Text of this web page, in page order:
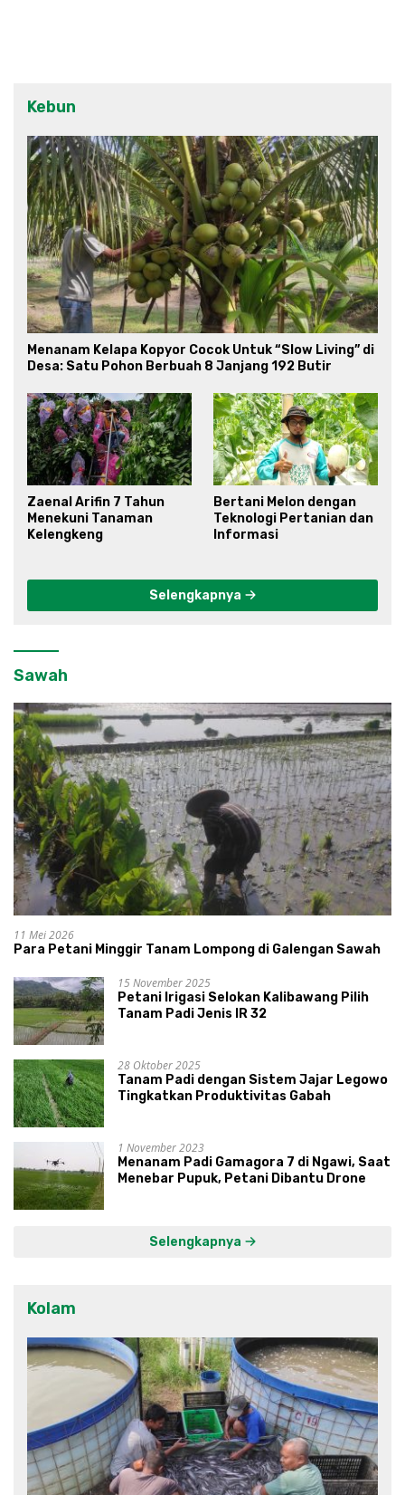
Kebun
Menanam Kelapa Kopyor Cocok Untuk “Slow Living” di
Desa: Satu Pohon Berbuah 8 Janjang 192 Butir
Zaenal Arifin 7 Tahun
Menekuni Tanaman
Kelengkeng
Bertani Melon dengan
Teknologi Pertanian dan
Informasi
Selengkapnya
Sawah
11 Mei 2026
Para Petani Minggir Tanam Lompong di Galengan Sawah
15 November 2025
Petani Irigasi Selokan Kalibawang Pilih
Tanam Padi Jenis IR 32
28 Oktober 2025
Tanam Padi dengan Sistem Jajar Legowo
Tingkatkan Produktivitas Gabah
1 November 2023
Menanam Padi Gamagora 7 di Ngawi, Saat
Menebar Pupuk, Petani Dibantu Drone
Selengkapnya
Kolam